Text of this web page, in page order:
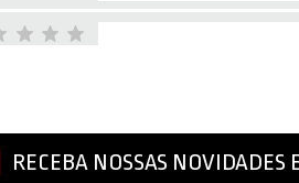
RECEBA NOSSAS NOVIDADES